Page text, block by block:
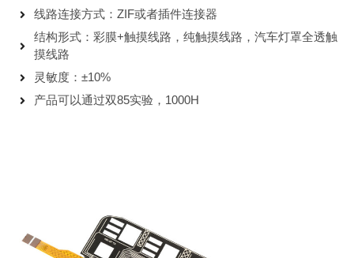
线路连接方式：ZIF或者插件连接器
结构形式：彩膜+触摸线路，纯触摸线路，汽车灯罩全透触
摸线路
灵敏度：±10%
产品可以通过双85实验，1000H